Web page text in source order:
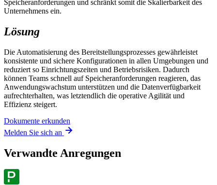
Speicheranforderungen und schränkt somit die Skalierbarkeit des
Unternehmens ein.
Lösung
Die Automatisierung des Bereitstellungsprozesses gewährleistet
konsistente und sichere Konfigurationen in allen Umgebungen und
reduziert so Einrichtungszeiten und Betriebsrisiken. Dadurch
können Teams schnell auf Speicheranforderungen reagieren, das
Anwendungswachstum unterstützen und die Datenverfügbarkeit
aufrechterhalten, was letztendlich die operative Agilität und
Effizienz steigert.
Dokumente erkunden
Melden Sie sich an
Verwandte Anregungen